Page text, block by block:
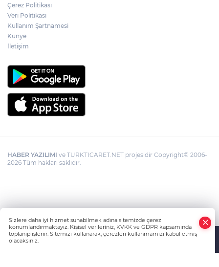
Çerez Politikası
Veri Politikası
Kullanım Şartnamesi
Künye
İletişim
HABER YAZILIMI ve TURKTICARET.NET projesidir Copyright© 2006-
2026 Tüm hakları saklıdır.
Sizlere daha iyi hizmet sunabilmek adına sitemizde çerez
konumlandırmaktayız. Kişisel verileriniz, KVKK ve GDPR kapsamında
toplanıp işlenir. Sitemizi kullanarak, çerezleri kullanmamızı kabul etmiş
olacaksınız.